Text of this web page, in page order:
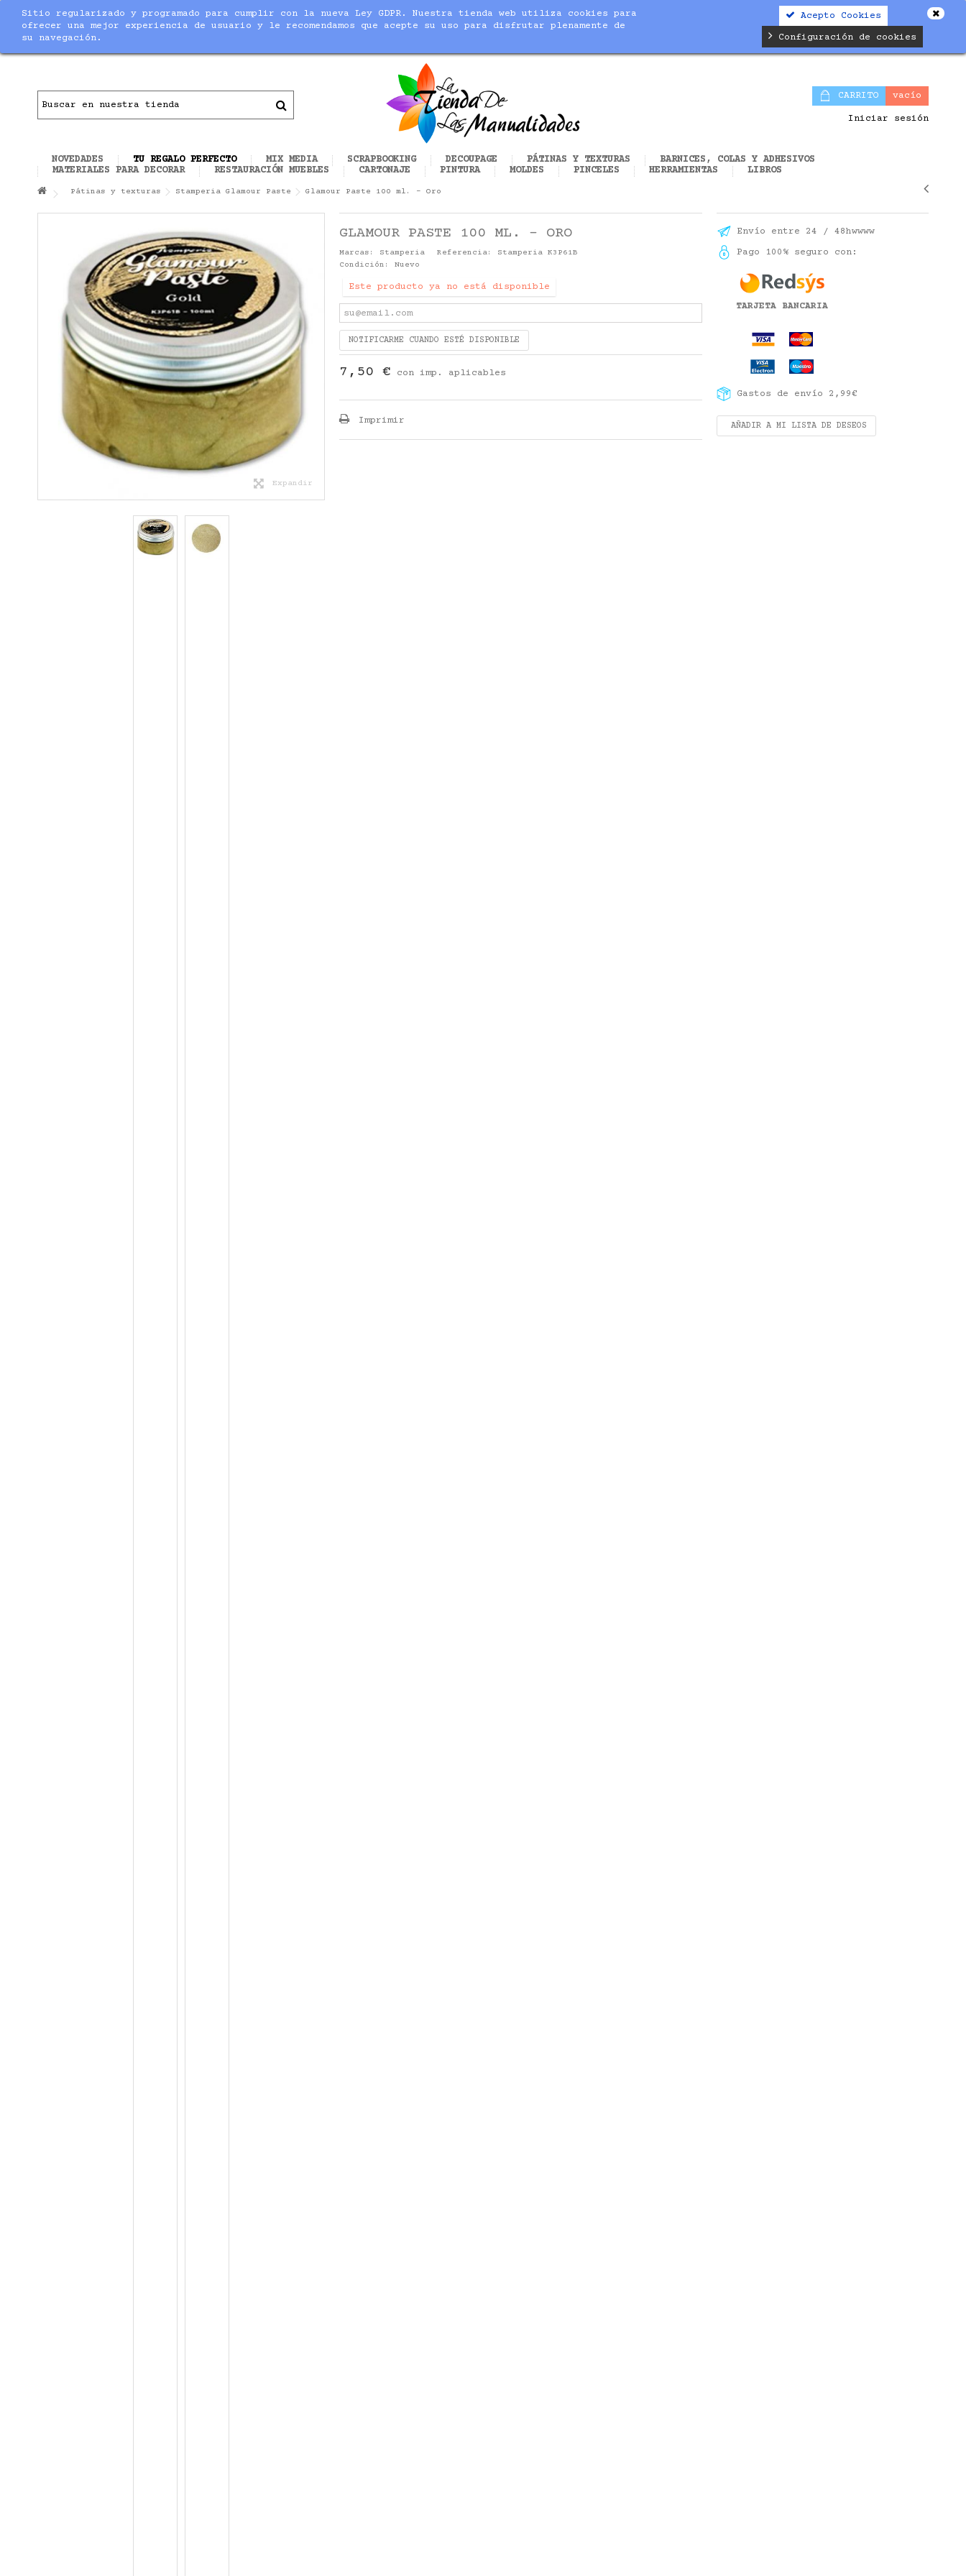
Notice : Undefined index: max_amount in/home/nuevaltm/public_html/modules/sequracheckout/lib/SequracheckoutPreQualifier.php
Sitio regularizado y programado para cumplir con la nueva Ley GDPR. Nuestra tienda web utiliza cookies para
ofrecer una mejor experiencia de usuario y le recomendamos que acepte su uso para disfrutar plenamente de
su navegación.
Acepto Cookies
Configuración de cookies
Contacto
CARRITO vacío
Iniciar sesión
NOVEDADES TU REGALO PERFECTO MIX MEDIA SCRAPBOOKING DECOUPAGE PÁTINAS Y TEXTURAS
BARNICES, COLAS Y ADHESIVOS
MATERIALES PARA DECORAR
RESTAURACIÓN MUEBLES CARTONAJE PINTURA MOLDES PINCELES HERRAMIENTAS LIBROS
Pátinas y texturas Stamperia Glamour Paste Glamour Paste 100 ml. - Oro
Expandir
GLAMOUR PASTE 100 ML. - ORO
Marcas: Stamperia Referencia:
Stamperia K3P61B
Condición:
Nuevo
Este producto ya no está disponible
NOTIFICARME CUANDO ESTÉ DISPONIBLE
7,50 € con imp. aplicables
Imprimir
Envío entre 24 / 48hwwww
Pago 100% seguro con:
TARJETA BANCARIA
Gastos de envío 2,99€
AÑADIR A MI LISTA DE DESEOS